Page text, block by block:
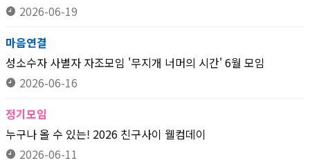
2026-06-19
마음연결
성소수자 사별자 자조모임 '무지개 너머의 시간' 6월 모임
2026-06-16
정기모임
누구나 올 수 있는! 2026 친구사이 웰컴데이
2026-06-11